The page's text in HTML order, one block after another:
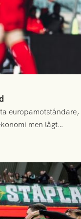
europamotståndare,
men lågt
och individuell